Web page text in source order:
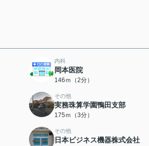
内科
岡本医院
146ｍ（2分）
その他
実務珠算学園鴨田支部
175ｍ（3分）
その他
日本ビジネス機器株式会社